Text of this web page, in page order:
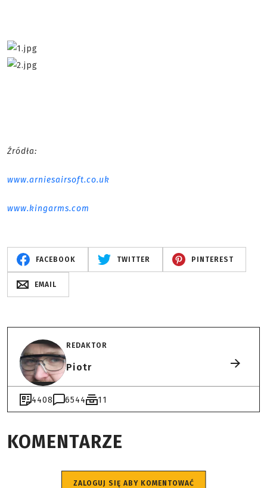
Źródła:
www.arniesairsoft.co.uk
www.kingarms.com
FACEBOOK TWITTER PINTEREST
EMAIL
REDAKTOR
Piotr
4408 6544 11
KOMENTARZE
ZALOGUJ SIĘ ABY KOMENTOWAĆ